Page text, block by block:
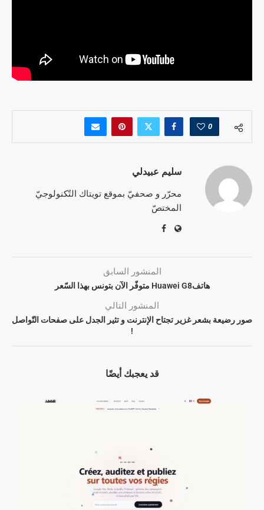
0
سليم عبيدلي
محرّر و صحفيّ بموقع تويتاك التّكنولوجيّ
المختصّ
المنشور السابق
هاتفHuawei G8 متوفّر الآن بتونس بهذا السّعر
المنشور التالي
صور رضيعة بشعر غزير تجتاح الإنترنت و تثير الجدل على صفحات التّواصل
!
قد يعجبك أيضًا